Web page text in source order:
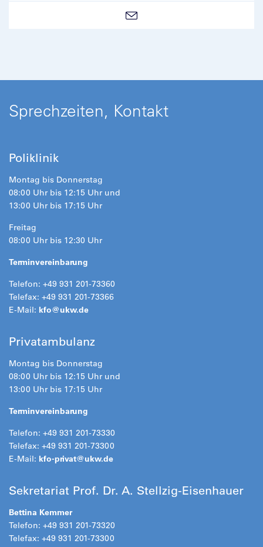
Sprechzeiten, Kontakt
Poliklinik
Montag bis Donnerstag
08:00 Uhr bis 12:15 Uhr und
13:00 Uhr bis 17:15 Uhr
Freitag
08:00 Uhr bis 12:30 Uhr
Terminvereinbarung
Telefon: +49 931 201-73360
Telefax: +49 931 201-73366
E-Mail: kfo@ukw.de
Privatambulanz
Montag bis Donnerstag
08:00 Uhr bis 12:15 Uhr und
13:00 Uhr bis 17:15 Uhr
Terminvereinbarung
Telefon: +49 931 201-73330
Telefax: +49 931 201-73300
E-Mail: kfo-privat@ukw.de
Sekretariat Prof. Dr. A. Stellzig-Eisenhauer
Bettina Kemmer
Telefon: +49 931 201-73320
Telefax: +49 931 201-73300